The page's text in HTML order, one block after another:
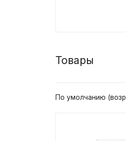
Товары
По умолчанию